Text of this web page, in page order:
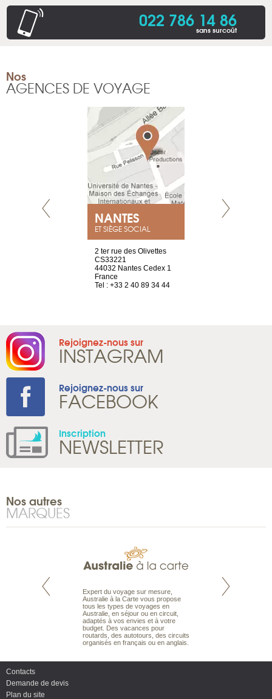
022 786 14 86
sans surcoût
Nos
AGENCES DE VOYAGE
NANTES
ET SIÈGE SOCIAL
2 ter rue des Olivettes
CS33221
44032 Nantes Cedex 1
France
Tel : +33 2 40 89 34 44
Rejoignez-nous sur
INSTAGRAM
Rejoignez-nous sur
FACEBOOK
Inscription
NEWSLETTER
Nos autres
MARQUES
est le spécialiste
Expert du voyage sur mesure,
Australie à la Carte vous propose
tous les types de voyages en
Australie, en séjour ou en circuit,
adaptés à vos envies et à votre
budget. Des vacances pour
routards, des autotours, des circuits
organisés en français ou en anglais.
Parce qu'ils sont
Contacts
Demande de devis
Plan du site